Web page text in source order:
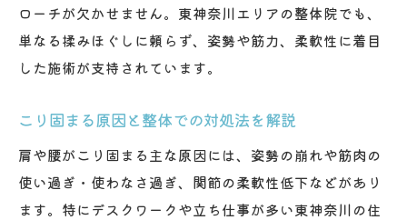
ローチが欠かせません。東神奈川エリアの整体院でも、
単なる揉みほぐしに頼らず、姿勢や筋力、柔軟性に着目
した施術が支持されています。
こり固まる原因と整体での対処法を解説
肩や腰がこり固まる主な原因には、姿勢の崩れや筋肉の
使い過ぎ・使わなさ過ぎ、関節の柔軟性低下などがあり
ます。特にデスクワークや立ち仕事が多い東神奈川の住